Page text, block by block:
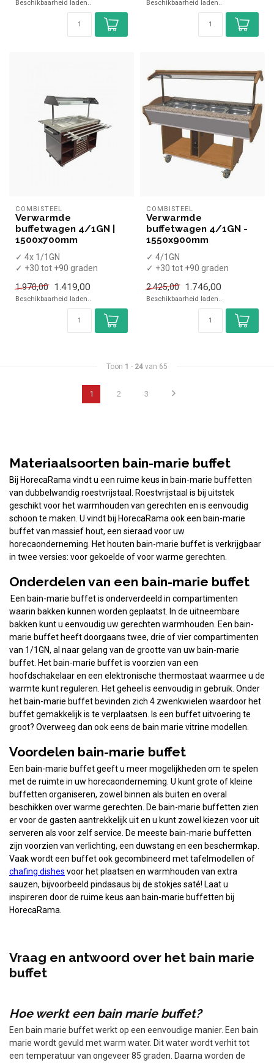
Beschikbaarheid laden.. Beschikbaarheid laden..
COMBISTEEL
Verwarmde
buffetwagen 4/1GN |
1500x700mm
✓ 4x 1/1GN
✓ +30 tot +90 graden
✓ Hoogte 140 cm, breedte
1...
1.970,00 1.419,00
Beschikbaarheid laden..
COMBISTEEL
Verwarmde
buffetwagen 4/1GN -
1550x900mm
✓ 4/1GN
✓ +30 tot +90 graden
cm, hoogte 85-135 cm
...
2.425,00 1.746,00
Beschikbaarheid laden..
Toon 1 - 24 van 65
1 2 3
Materiaalsoorten bain-marie buffet
Bij HorecaRama vindt u een ruime keus in bain-marie buffetten
van dubbelwandig roestvrijstaal. Roestvrijstaal is bij uitstek
geschikt voor het warmhouden van gerechten en is eenvoudig
schoon te maken. U vindt bij HorecaRama ook een bain-marie
buffet van massief hout, een sieraad voor uw
horecaonderneming. Het houten bain-marie buffet is verkrijgbaar
in twee versies: voor gekoelde of voor warme gerechten.
Onderdelen van een bain-marie buffet
Een bain-marie buffet is onderverdeeld in compartimenten
waarin bakken kunnen worden geplaatst. In de uitneembare
bakken kunt u eenvoudig uw gerechten warmhouden. Een bain-
marie buffet heeft doorgaans twee, drie of vier compartimenten
van 1/1GN, al naar gelang van de grootte van uw bain-marie
buffet. Het bain-marie buffet is voorzien van een
hoofdschakelaar en een elektronische thermostaat waarmee u de
warmte kunt reguleren. Het geheel is eenvoudig in gebruik. Onder
het bain-marie buffet bevinden zich 4 zwenkwielen waardoor het
buffet gemakkelijk is te verplaatsen. Is een buffet uitvoering te
groot? Overweeg dan ook eens de bain marie vitrine modellen.
Voordelen bain-marie buffet
Een bain-marie buffet geeft u meer mogelijkheden om te spelen
met de ruimte in uw horecaonderneming. U kunt grote of kleine
buffetten organiseren, zowel binnen als buiten en overal
beschikken over warme gerechten. De bain-marie buffetten zien
er voor de gasten aantrekkelijk uit en u kunt zowel kiezen voor uit
serveren als voor zelf service. De meeste bain-marie buffetten
zijn voorzien van verlichting, een duwstang en een beschermkap.
Vaak wordt een buffet ook gecombineerd met tafelmodellen of
chafing dishes voor het plaatsen en warmhouden van extra
sauzen, bijvoorbeeld pindasaus bij de stokjes saté! Laat u
inspireren door de ruime keus aan bain-marie buffetten bij
HorecaRama.
Vraag en antwoord over het bain marie
buffet
Hoe werkt een bain marie buffet?
Een bain marie buffet werkt op een eenvoudige manier. Een bain
marie wordt gevuld met warm water. Dit water wordt verhit tot
een temperatuur van ongeveer 85 graden. Daarna worden de